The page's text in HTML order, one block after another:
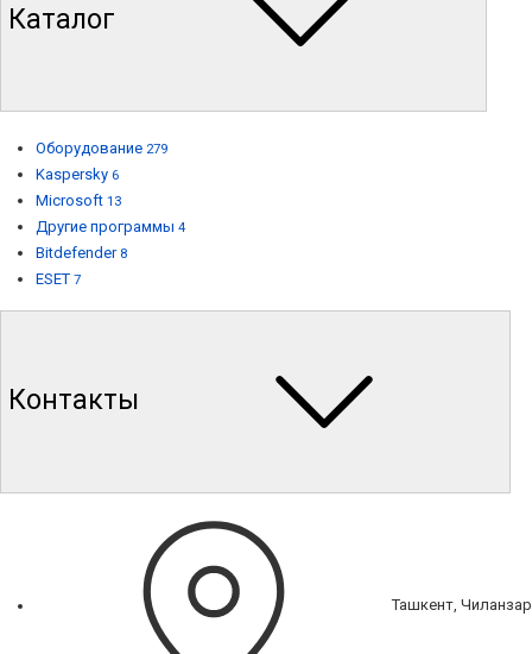
Каталог
Оборудование 279
Kaspersky 6
Microsoft 13
Другие программы 4
Bitdefender 8
ESET 7
Контакты
Ташкент, Чиланзар